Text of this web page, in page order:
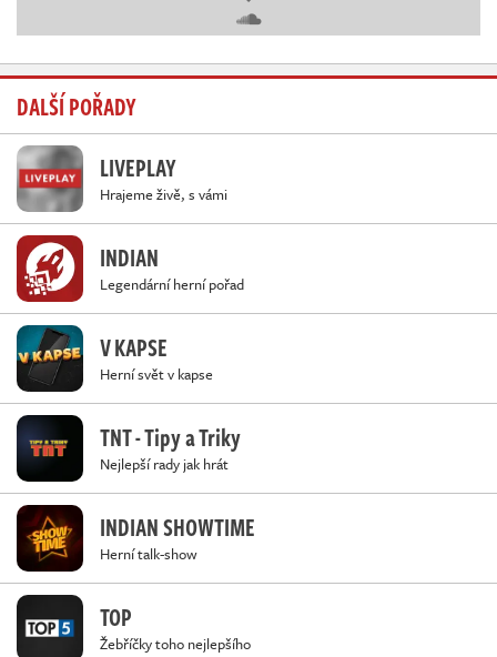
DALŠÍ POŘADY
LIVEPLAY
Hrajeme živě, s vámi
INDIAN
Legendární herní pořad
V KAPSE
Herní svět v kapse
TNT - Tipy a Triky
Nejlepší rady jak hrát
INDIAN SHOWTIME
Herní talk-show
TOP
Žebříčky toho nejlepšího